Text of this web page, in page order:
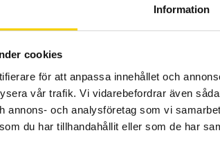
Information
cookies
för att anpassa innehållet och
vår trafik. Vi vidarebefordrar även
annons- och analysföretag som vi
du har tillhandahållit eller som de har